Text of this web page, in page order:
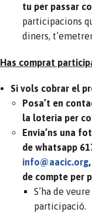
tu per passar
participacions
diners,
Has comprat
Si vols cobrar el
Posa’t en
la loteria per
Envia’ns una
de whatsapp
info@aacic.org
de compte per
S’ha de
participació.